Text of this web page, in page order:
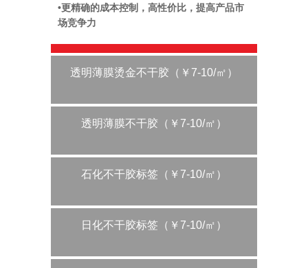
•更精确的成本控制，高性价比，提高产品市
场竞争力
透明薄膜烫金不干胶（￥7-10/㎡）
透明薄膜不干胶（￥7-10/㎡）
石化不干胶标签（￥7-10/㎡）
日化不干胶标签（￥7-10/㎡）